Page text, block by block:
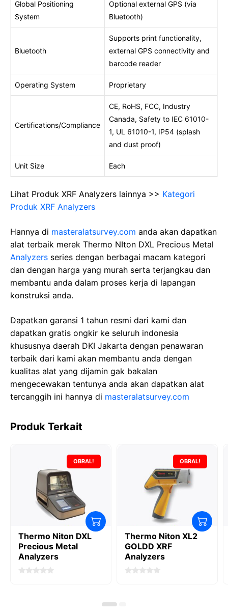
Global Positioning
System
Optional external GPS (via
Bluetooth)
Bluetooth
Supports print functionality,
external GPS connectivity and
barcode reader
Operating System Proprietary
Certifications/Compliance
CE, RoHS, FCC, Industry
Canada, Safety to IEC 61010-
1, UL 61010-1, IP54 (splash
and dust proof)
Unit Size Each
Lihat Produk XRF Analyzers lainnya >> Kategori
Produk XRF Analyzers
Hannya di masteralatsurvey.com anda akan dapatkan
alat terbaik merek Thermo NIton DXL Precious Metal
Analyzers series dengan berbagai macam kategori
dan dengan harga yang murah serta terjangkau dan
membantu anda dalam proses kerja di lapangan
konstruksi anda.
Dapatkan garansi 1 tahun resmi dari kami dan
dapatkan gratis ongkir ke seluruh indonesia
khususnya daerah DKI Jakarta dengan penawaran
terbaik dari kami akan membantu anda dengan
kualitas alat yang dijamin gak bakalan
mengecewakan tentunya anda akan dapatkan alat
tercanggih ini hannya di masteralatsurvey.com
Produk Terkait
OBRAL!
Thermo Niton DXL
Precious Metal
Analyzers
OBRAL!
Thermo Niton XL2
GOLDD XRF
Analyzers